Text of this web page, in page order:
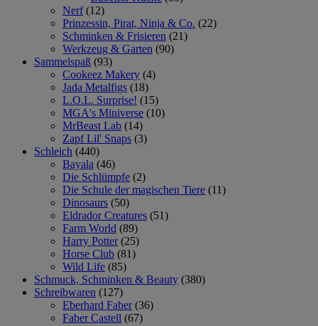
Nerf (12)
Prinzessin, Pirat, Ninja & Co. (22)
Schminken & Frisieren (21)
Werkzeug & Garten (90)
Sammelspaß (93)
Cookeez Makery (4)
Jada Metalfigs (18)
L.O.L. Surprise! (15)
MGA's Miniverse (10)
MrBeast Lab (14)
Zapf Lil' Snaps (3)
Schleich (440)
Bayala (46)
Die Schlümpfe (2)
Die Schule der magischen Tiere (11)
Dinosaurs (50)
Eldrador Creatures (51)
Farm World (89)
Harry Potter (25)
Horse Club (81)
Wild Life (85)
Schmuck, Schminken & Beauty (380)
Schreibwaren (127)
Eberhard Faber (36)
Faber Castell (67)